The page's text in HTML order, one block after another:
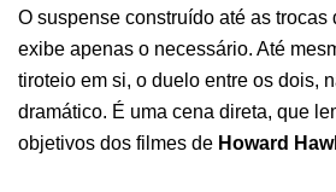
O suspense construído até as trocas
exibe apenas o necessário. Até
tiroteio em si, o duelo entre os dois,
dramático. É uma cena direta, que
objetivos dos filmes de Howard